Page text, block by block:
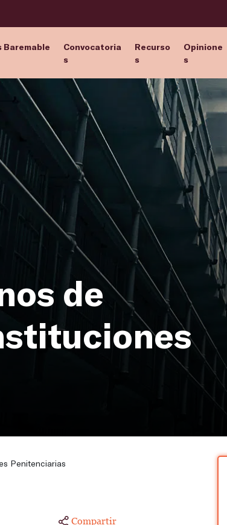
Baremable
Convocatoria
s
Recurso
s
Opinione
s
de
Penitenciarias
Compartir